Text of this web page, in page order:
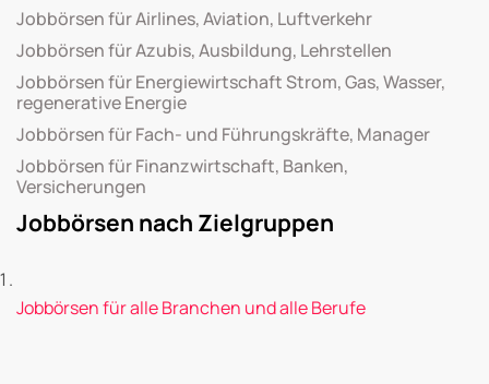
Jobbörsen für Airlines, Aviation, Luftverkehr
Jobbörsen für Azubis, Ausbildung, Lehrstellen
Jobbörsen für Energiewirtschaft Strom, Gas, Wasser,
regenerative Energie
Jobbörsen für Fach- und Führungskräfte, Manager
Jobbörsen für Finanzwirtschaft, Banken,
Versicherungen
Jobbörsen nach Zielgruppen
Jobbörsen für alle Branchen und alle Berufe